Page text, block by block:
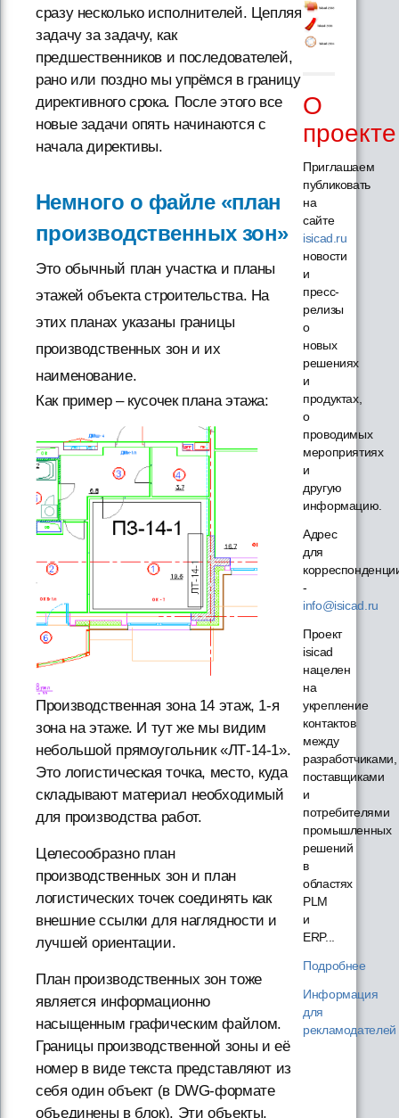
сразу несколько исполнителей. Цепляя
задачу за задачу, как
предшественников и последователей,
рано или поздно мы упрёмся в границу
директивного срока. После этого все
новые задачи опять начинаются с
начала директивы.
Немного о файле «план
производственных зон»
Это обычный план участка и планы
этажей объекта строительства. На
этих планах указаны границы
производственных зон и их
наименование.
Как пример – кусочек плана этажа:
Производственная зона 14 этаж, 1-я
зона на этаже. И тут же мы видим
небольшой прямоугольник «ЛТ-14-1».
Это логистическая точка, место, куда
складывают материал необходимый
для производства работ.
Целесообразно план
производственных зон и план
логистических точек соединять как
внешние ссылки для наглядности и
лучшей ориентации.
План производственных зон тоже
является информационно
насыщенным графическим файлом.
Границы производственной зоны и её
номер в виде текста представляют из
себя один объект (в DWG-формате
объединены в блок). Эти объекты,
О
проекте
Приглашаем
публиковать
на
сайте
isicad.ru
новости
и
пресс-
релизы
о
новых
решениях
и
продуктах,
о
проводимых
мероприятиях
и
другую
информацию.
Адрес
для
-
info@isicad.ru
Проект
isicad
нацелен
на
укрепление
контактов
между
разработчиками,
поставщиками
и
потребителями
промышленных
решений
в
областях
PLM
и
ERP...
Подробнее
Информация
для
рекламодателей